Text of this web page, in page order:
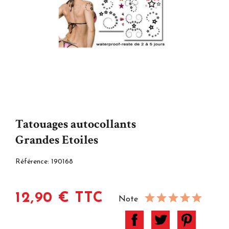
Tatouages autocollants
Grandes Etoiles
Référence: 190168
12,90 € TTC Note